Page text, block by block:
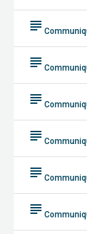
subject
subject
subject
subject
subject
subject